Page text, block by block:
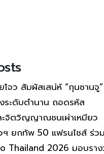
จว สัมผัสเสน่ห์ “กุนซานจู”
ระดับตำนาน ถอดรหัส
ะจิตวิญญาณชนเผ่าเหมียว
ยกทัพ 50 แฟรนไชส์ ร่ว
Thailand 2026 มอบรา